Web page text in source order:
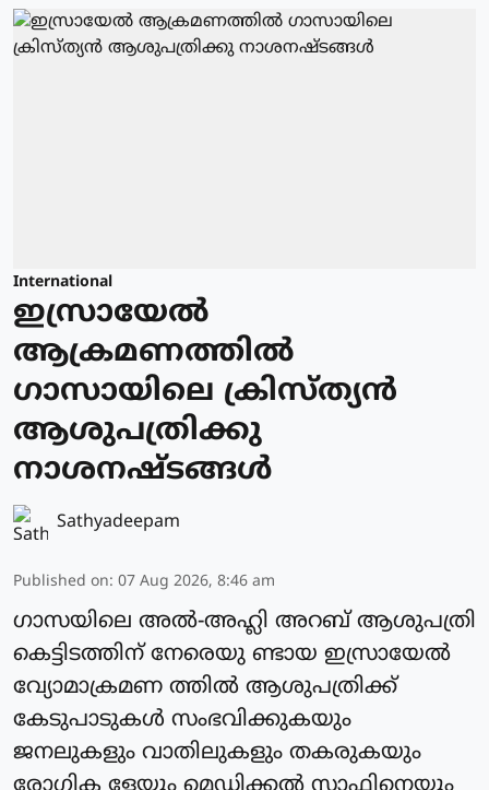
International
ഇസ്രായേല്‍
ആക്രമണത്തില്‍
ഗാസായിലെ ക്രിസ്ത്യന്‍
ആശുപത്രിക്കു
നാശനഷ്ടങ്ങള്‍
Sathyadeepam
Published on: 07 Aug 2026, 8:46 am
ഗാസയിലെ അല്‍-അഹ്ലി അറബ് ആശുപത്രി
കെട്ടിടത്തിന് നേരെയു ണ്ടായ ഇസ്രായേല്‍
വ്യോമാക്രമണ ത്തില്‍ ആശുപത്രിക്ക്
കേടുപാടുകള്‍ സംഭവിക്കുകയും
ജനലുകളും വാതിലുകളും തകരുകയും